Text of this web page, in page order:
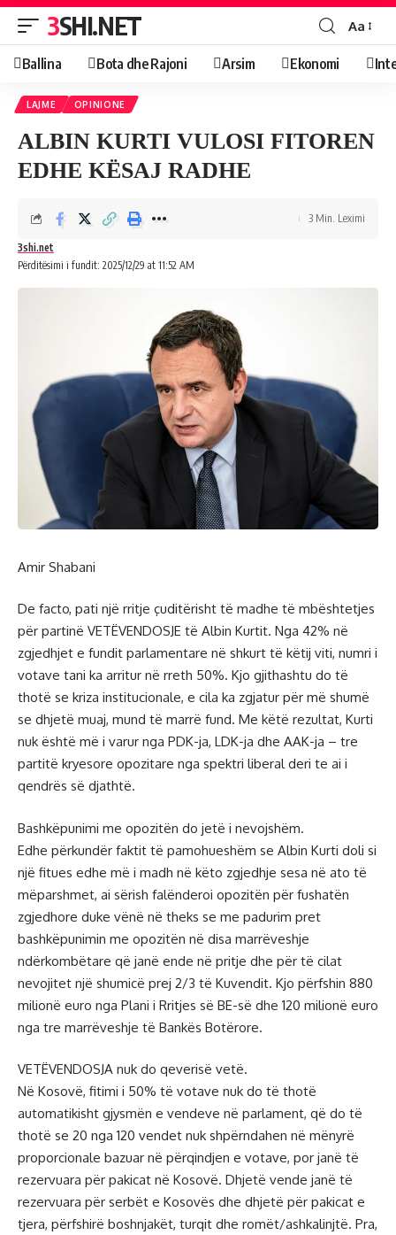
3SHI.NET Aa
Ballina Bota dhe Rajoni Arsim Ekonomi
LAJME OPINIONE
ALBIN KURTI VULOSI FITOREN
EDHE KËSAJ RADHE
Përditësimi i fundit: 2025/12/29 at 11:52 AM
3shi.net
3 Min. Leximi
Amir Shabani
De facto, pati një rritje çuditërisht të madhe të mbështetjes
për partinë VETËVENDOSJE të Albin Kurtit. Nga 42% në
zgjedhjet e fundit parlamentare në shkurt të këtij viti, numri i
votave tani ka arritur në rreth 50%. Kjo gjithashtu do të
thotë se kriza institucionale, e cila ka zgjatur për më shumë
se dhjetë muaj, mund të marrë fund. Me këtë rezultat, Kurti
nuk është më i varur nga PDK-ja, LDK-ja dhe AAK-ja – tre
partitë kryesore opozitare nga spektri liberal deri te ai i
qendrës së djathtë.
Bashkëpunimi me opozitën do jetë i nevojshëm.
Edhe përkundër faktit të pamohueshëm se Albin Kurti doli si
një fitues edhe më i madh në këto zgjedhje sesa në ato të
mëparshmet, ai sërish falënderoi opozitën për fushatën
zgjedhore duke vënë në theks se me padurim pret
bashkëpunimin me opozitën në disa marrëveshje
ndërkombëtare që janë ende në pritje dhe për të cilat
nevojitet një shumicë prej 2/3 të Kuvendit. Kjo përfshin 880
milionë euro nga Plani i Rritjes së BE-së dhe 120 milionë euro
nga tre marrëveshje të Bankës Botërore.
VETËVENDOSJA nuk do qeverisë vetë.
Në Kosovë, fitimi i 50% të votave nuk do të thotë
automatikisht gjysmën e vendeve në parlament, që do të
thotë se 20 nga 120 vendet nuk shpërndahen në mënyrë
proporcionale bazuar në përqindjen e votave, por janë të
rezervuara për pakicat në Kosovë. Dhjetë vende janë të
rezervuara për serbët e Kosovës dhe dhjetë për pakicat e
tjera, përfshirë boshnjakët, turqit dhe romët/ashkalinjtë. Pra,